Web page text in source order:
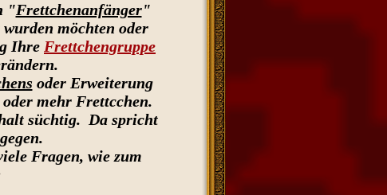
"Frettchenanfänger"
wurden möchten oder
Ihre Frettchengruppe
oder Erweiterung
mehr Frettcchen.
süchtig. Da spricht
Fragen, wie zum